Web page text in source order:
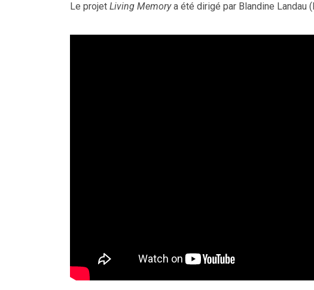
Le projet Living Memorya été dirigé par Blandine Landau